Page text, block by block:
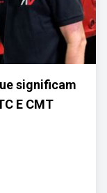
significam
E CMT